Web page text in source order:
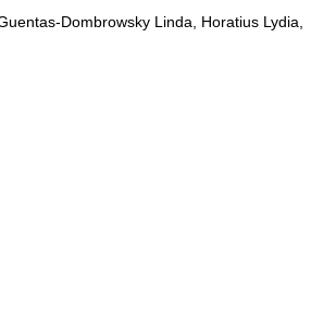
Dombrowsky Linda, Horatius Lydia,